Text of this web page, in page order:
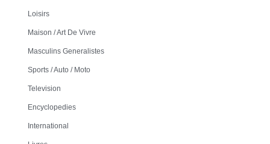
Loisirs
Maison / Art De Vivre
Masculins Generalistes
Sports / Auto / Moto
Television
Encyclopedies
International